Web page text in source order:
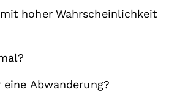
hoher Wahrscheinlichkeit
Abwanderung?